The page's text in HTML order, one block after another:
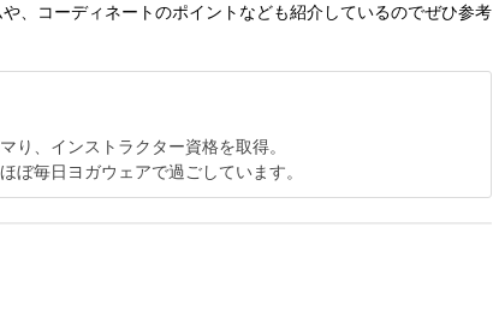
、コーディネートのポイントなども紹介しているのでぜひ参考
り、インストラクター資格を取得。
ぼ毎日ヨガウェアで過ごしています。